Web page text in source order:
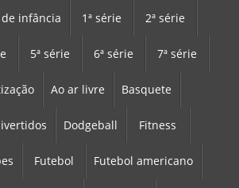
infância 1ª série 2ª série
5ª série 6ª série 7ª série
Ao ar livre Basquete
Dodgeball Fitness
Futebol Futebol americano